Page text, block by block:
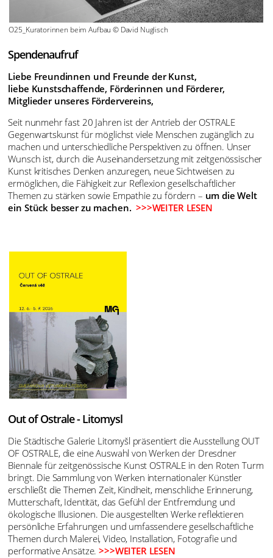
O25_Kuratorinnen beim Aufbau © David Nuglisch
Spendenaufruf
Liebe Freundinnen und Freunde der Kunst,
liebe Kunstschaffende, Förderinnen und Förderer,
Mitglieder unseres Fördervereins,
Seit nunmehr fast 20 Jahren ist der Antrieb der OSTRALE
Gegenwartskunst für möglichst viele Menschen zugänglich zu
machen und unterschiedliche Perspektiven zu öffnen. Unser
Wunsch ist, durch die Auseinandersetzung mit zeitgenössischer
Kunst kritisches Denken anzuregen, neue Sichtweisen zu
ermöglichen, die Fähigkeit zur Reflexion gesellschaftlicher
Themen zu stärken sowie Empathie zu fördern – um die Welt
ein Stück besser zu machen.>>>WEITER LESEN
Out of Ostrale - Litomysl
Die Städtische Galerie Litomyšl präsentiert die Ausstellung OUT
OF OSTRALE, die eine Auswahl von Werken der Dresdner
Biennale für zeitgenössische Kunst OSTRALE in den Roten Turm
bringt. Die Sammlung von Werken internationaler Künstler
erschließt die Themen Zeit, Kindheit, menschliche Erinnerung,
Mutterschaft, Identität, das Gefühl der Entfremdung und
ökologische Illusionen. Die ausgestellten Werke reflektieren
persönliche Erfahrungen und umfassendere gesellschaftliche
Themen durch Malerei, Video, Installation, Fotografie und
performative Ansätze.>>>WEITER LESEN